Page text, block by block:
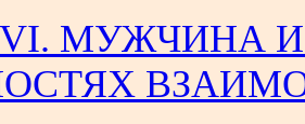
VI. МУЖЧИНА